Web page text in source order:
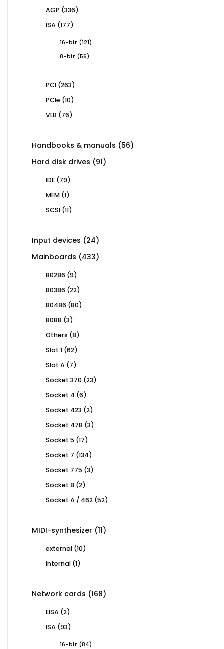
AGP 336336
ISA 177177
16-bit 121121
8-bit
5656
PCI 263263
PCIe 1010
VLB 7676
Handbooks & manuals 5656
Hard disk drives 9191
IDE 7979
MFM 11
SCSI 1111
Input devices 2424
Mainboards 433433
80286 99
80386 2222
80486 8080
8088 33
Others 88
Slot 1 6262
Slot A 77
Socket 370 2323
Socket 4 66
Socket 423 22
Socket 478 33
Socket 5 1717
Socket 7 134134
Socket 775 33
Socket 8 22
Socket A / 462 5252
MIDI-synthesizer 1111
external 1010
internal 11
Network cards 168168
EISA 22
ISA 9393
16-bit 8484